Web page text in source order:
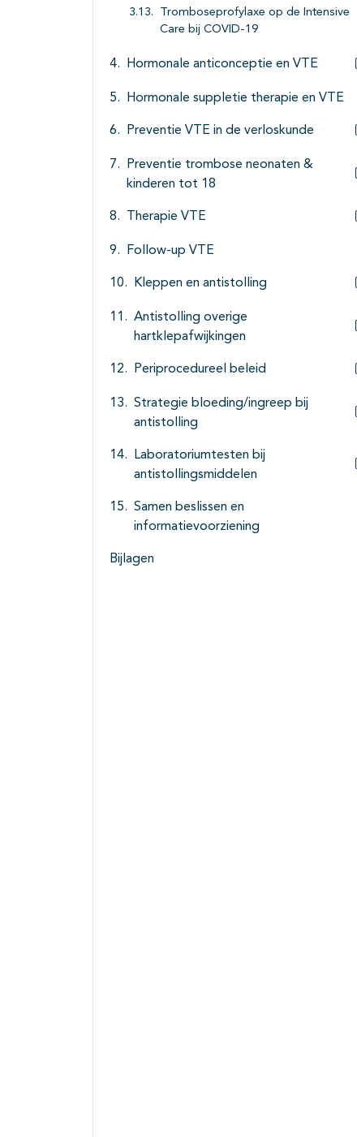
Tromboseprofylaxe op de Intensive
Care bij COVID-19
Hormonale anticonceptie en VTE
Hormonale suppletie therapie en VTE
Preventie VTE in de verloskunde
Preventie trombose neonaten &
kinderen tot 18
Therapie VTE
Follow-up VTE
Kleppen en antistolling
Antistolling overige
hartklepafwijkingen
Periprocedureel beleid
Strategie bloeding/ingreep bij
antistolling
Laboratoriumtesten bij
antistollingsmiddelen
Samen beslissen en
informatievoorziening
Bijlagen